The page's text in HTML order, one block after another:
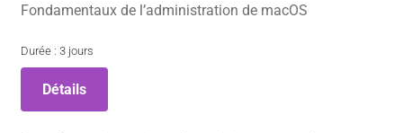
Fondamentaux de l’administration de macOS
Durée : 3 jours
Détails